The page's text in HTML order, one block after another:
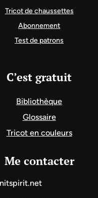
Tricot de chaussettes
Abonnement
Test de patrons
C’est gratuit
Bibliothèque
Glossaire
Tricot en couleurs
Me contacter